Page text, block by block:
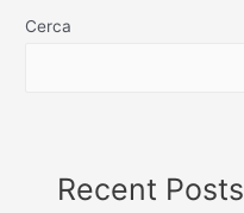
Cerca
Recent Posts